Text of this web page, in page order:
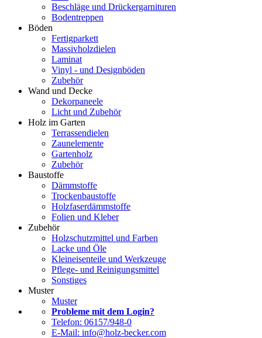
Beschläge und Drückergarnituren
Bodentreppen
Böden
Fertigparkett
Massivholzdielen
Laminat
Vinyl - und Designböden
Zubehör
Wand und Decke
Dekorpaneele
Licht und Zubehör
Holz im Garten
Terrassendielen
Zaunelemente
Gartenholz
Zubehör
Baustoffe
Dämmstoffe
Trockenbaustoffe
Holzfaserdämmstoffe
Folien und Kleber
Zubehör
Holzschutzmittel und Farben
Lacke und Öle
Kleineisenteile und Werkzeuge
Pflege- und Reinigungsmittel
Sonstiges
Muster
Muster
Probleme mit dem Login?
Telefon: 06157/948-0
E-Mail: info@holz-becker.com